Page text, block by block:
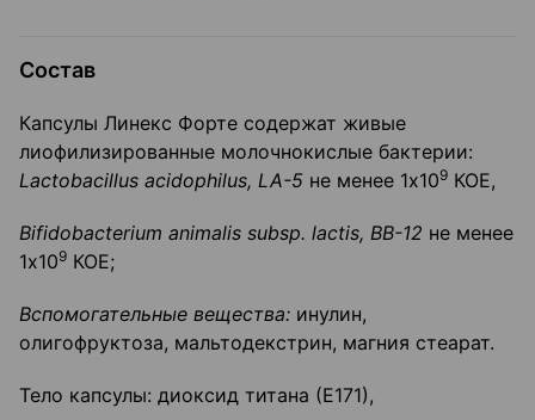
Состав
Капсулы Линекс Форте содержат живые
лиофилизированные молочнокислые бактерии:
Lactobacillus acidophilus, LA-5 не менее 1x109 КОЕ,
Bifidobacterium animalis subsp. lactis, BB-12 не менее
1x109 КОЕ;
Вспомогательные вещества: инулин,
олигофруктоза, мальтодекстрин, магния стеарат.
Тело капсулы: диоксид титана (Е171),